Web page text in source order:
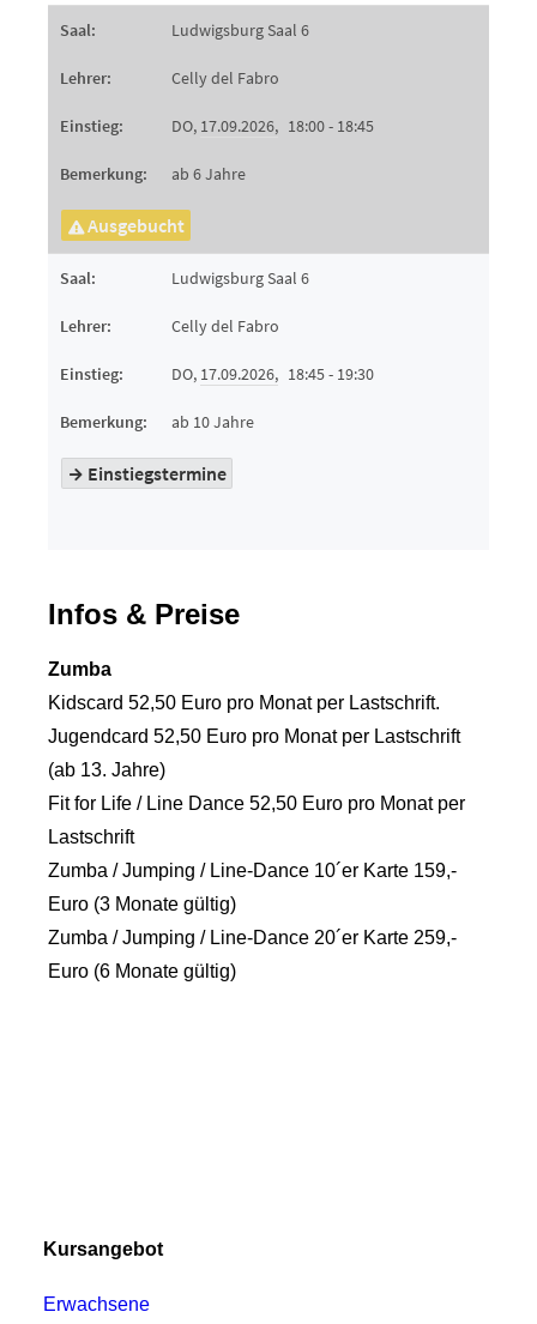
Infos & Preise
Zumba
Kidscard 52,50 Euro pro Monat per Lastschrift.
Jugendcard 52,50 Euro pro Monat per Lastschrift
(ab 13. Jahre)
Fit for Life / Line Dance 52,50 Euro pro Monat per
Lastschrift
Zumba / Jumping / Line-Dance 10´er Karte 159,-
Euro (3 Monate gültig)
Zumba / Jumping / Line-Dance 20´er Karte 259,-
Euro (6 Monate gültig)
Kursangebot
Erwachsene